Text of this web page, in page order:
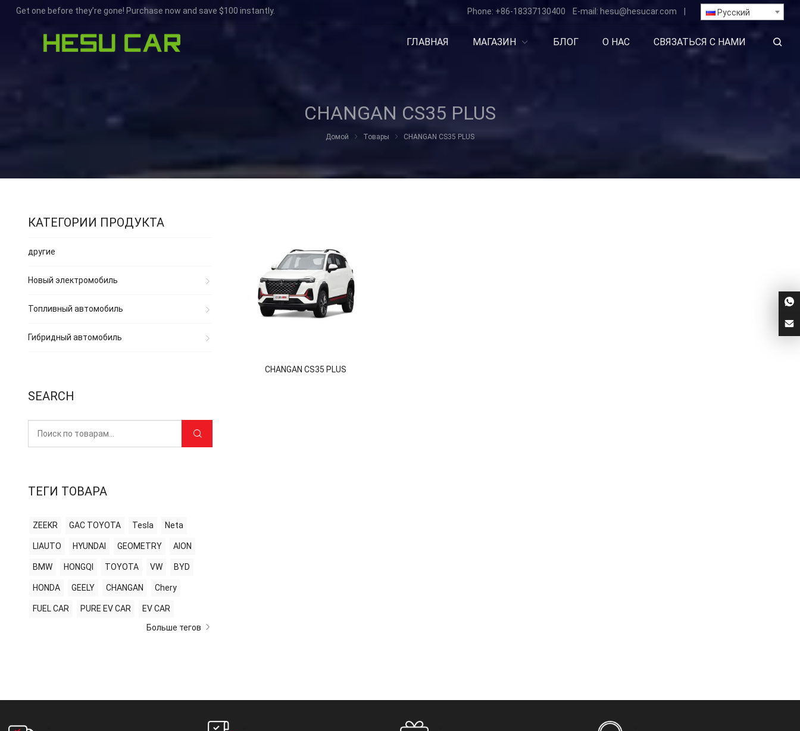
Get one before they’re gone! Purchase now and save $100 instantly. Phone: +86-18337130400 E-mail: hesu@hesucar.com Русский
ГЛАВНАЯ МАГАЗИН БЛОГ О НАС СВЯЗАТЬСЯ С НАМИ
CHANGAN CS35 PLUS
Домой Товары CHANGAN CS35 PLUS
CHANGAN CS35 PLUS
КАТЕГОРИИ ПРОДУКТА
другие
Новый электромобиль
Топливный автомобиль
Гибридный автомобиль
SEARCH
ТЕГИ ТОВАРА
ZEEKR GAC TOYOTA Tesla Neta
LIAUTO HYUNDAI GEOMETRY AION
BMW HONGQI TOYOTA VW BYD
HONDA GEELY CHANGAN Chery
FUEL CAR PURE EV CAR
EV CAR
Больше тегов